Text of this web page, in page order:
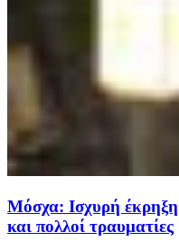
Μόσχα: Ισχυρή έκρηξη
και πολλοί τραυματίες